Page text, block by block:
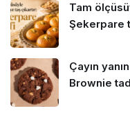
Tam
Şekerpare
Çayın
Brownie